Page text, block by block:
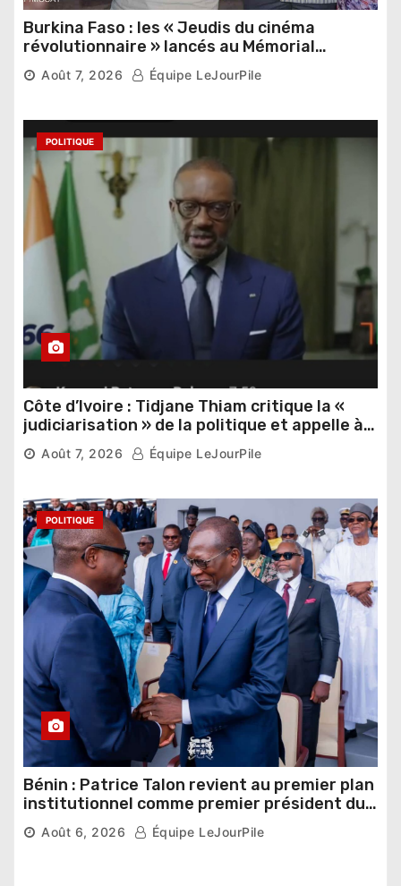
Burkina Faso : les « Jeudis du cinéma
révolutionnaire » lancés au Mémorial
Thomas Sankara
Août 7, 2026 Équipe LeJourPile
POLITIQUE
Côte d’Ivoire : Tidjane Thiam critique la «
judiciarisation » de la politique et appelle à
poursuivre l’apaisement
Août 7, 2026 Équipe LeJourPile
POLITIQUE
Bénin : Patrice Talon revient au premier plan
institutionnel comme premier président du
Sénat
Août 6, 2026 Équipe LeJourPile